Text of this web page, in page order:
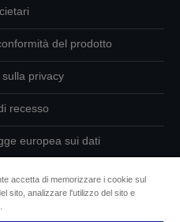
del prodotto
privacy
recesso
europea sui dati
sui cookie
accetta di memorizzare i cookie sul
sito, analizzare l'utilizzo del sito e